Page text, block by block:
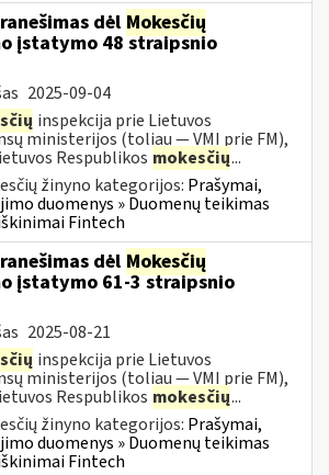
dėl Mokesčių
įstatymo 48 straipsnio
2025-09-04
inspekcija prie Lietuvos
ministerijos (toliau — VMI prie FM),
Respublikos mokesčių...
žinyno kategorijos: Prašymai,
duomenys » Duomenų teikimas
Fintech
dėl Mokesčių
įstatymo 61-3 straipsnio
2025-08-21
inspekcija prie Lietuvos
ministerijos (toliau — VMI prie FM),
Respublikos mokesčių...
žinyno kategorijos: Prašymai,
duomenys » Duomenų teikimas
Fintech